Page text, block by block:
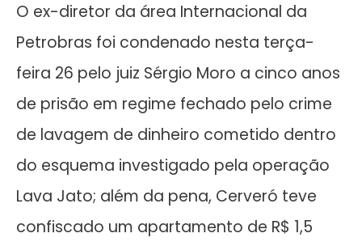
O ex-diretor da área Internacional da
Petrobras foi condenado nesta terça-
feira 26 pelo juiz Sérgio Moro a cinco anos
de prisão em regime fechado pelo crime
de lavagem de dinheiro cometido dentro
do esquema investigado pela operação
Lava Jato; além da pena, Cerveró teve
confiscado um apartamento de R$ 1,5